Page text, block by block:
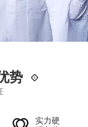
势
实力硬